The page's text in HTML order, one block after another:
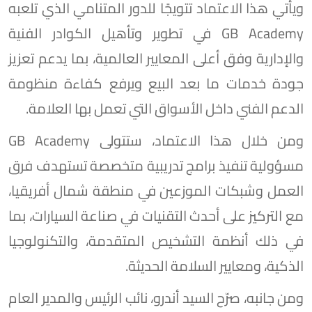
ويأتي هذا الاعتماد تتويجًا للدور المتنامي الذي تلعبه
GB Academy في تطوير وتأهيل الكوادر الفنية
والإدارية وفق أعلى المعايير العالمية، بما يدعم تعزيز
جودة خدمات ما بعد البيع ويرفع كفاءة منظومة
الدعم الفني داخل الأسواق التي تعمل بها العلامة.
ومن خلال هذا الاعتماد، ستتولى GB Academy
مسؤولية تنفيذ برامج تدريبية متخصصة تستهدف فرق
العمل وشبكات الموزعين في منطقة شمال أفريقيا،
مع التركيز على أحدث التقنيات في صناعة السيارات، بما
في ذلك أنظمة التشخيص المتقدمة، والتكنولوجيا
الذكية، ومعايير السلامة الحديثة.
ومن جانبه، صرّح السيد أندرو، نائب الرئيس والمدير العام